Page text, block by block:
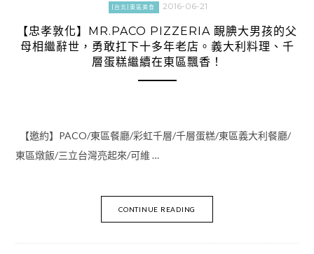
[台北]東區美食 2016-06-21
【忠孝敦化】MR.PACO PIZZERIA 靦腆大男孩的父
母相繼辭世，勇敢扛下十多年老店。義大利料理、千
層蛋糕繼續在東區飄香！
【邀約】PACO/東區餐廳/彩虹千層/千層蛋糕/東區義大利餐廳/
東區燉飯/三立台灣亮起來/可維 …
CONTINUE READING